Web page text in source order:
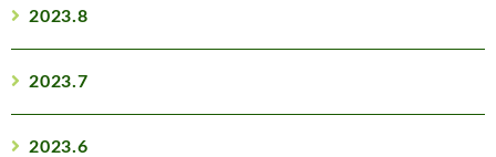
2023.8
2023.7
2023.6